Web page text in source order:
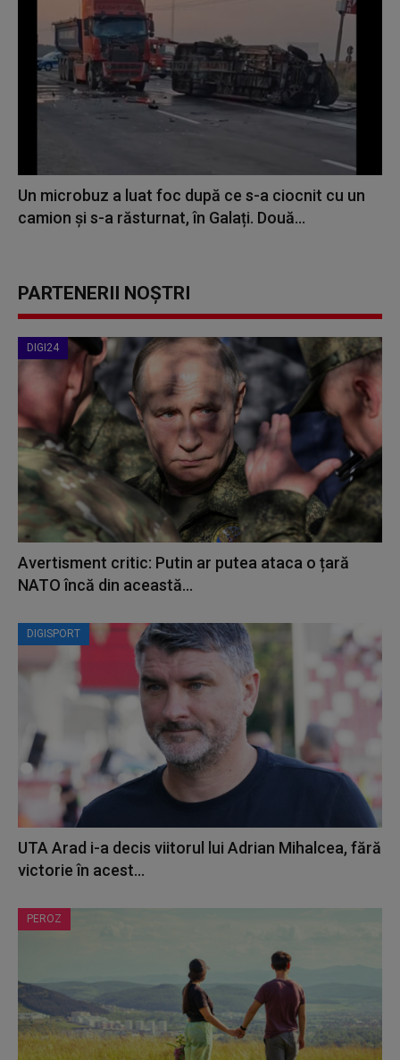
Un microbuz a luat foc după ce s-a ciocnit cu un
camion și s-a răsturnat, în Galați. Două...
PARTENERII NOȘTRI
DIGI24
Avertisment critic: Putin ar putea ataca o țară
NATO încă din această...
DIGISPORT
UTA Arad i-a decis viitorul lui Adrian Mihalcea, fără
victorie în acest...
PEROZ